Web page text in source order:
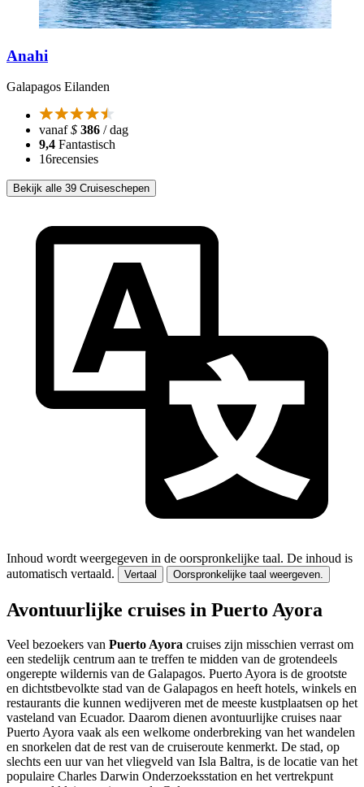
Anahi
Galapagos Eilanden
vanaf$ 386 / dag
9,4 Fantastisch
16recensies
Bekijk alle 39 Cruiseschepen
Inhoud wordt weergegeven in de oorspronkelijke taal. De inhoud is
automatisch vertaald.
Vertaal Oorspronkelijke taal weergeven.
Avontuurlijke cruises in Puerto Ayora
Veel bezoekers van Puerto Ayora cruises zijn misschien verrast om
een stedelijk centrum aan te treffen te midden van de grotendeels
ongerepte wildernis van de Galapagos. Puerto Ayora is de grootste
en dichtstbevolkte stad van de Galapagos en heeft hotels, winkels en
restaurants die kunnen wedijveren met de meeste kustplaatsen op het
vasteland van Ecuador. Daarom dienen avontuurlijke cruises naar
Puerto Ayora vaak als een welkome onderbreking van het wandelen
en snorkelen dat de rest van de cruiseroute kenmerkt. De stad, op
slechts een uur van het vliegveld van Isla Baltra, is de locatie van het
populaire Charles Darwin Onderzoeksstation en het vertrekpunt